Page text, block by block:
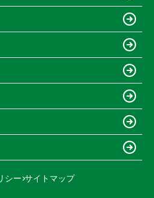
シー サイトマップ